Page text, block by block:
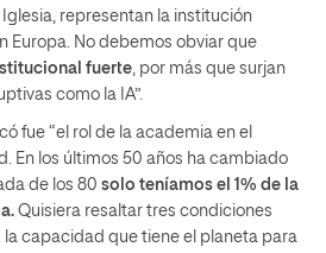
representan la institución
Europa. No debemos obviar que
fuerte , por más que surjan
como la IA”.
fue “el rol de la academia en el
En los últimos 50 años ha cambiado
de los 80 solo teníamos el 1% de la
Quisiera resaltar tres condiciones
capacidad que tiene el planeta para